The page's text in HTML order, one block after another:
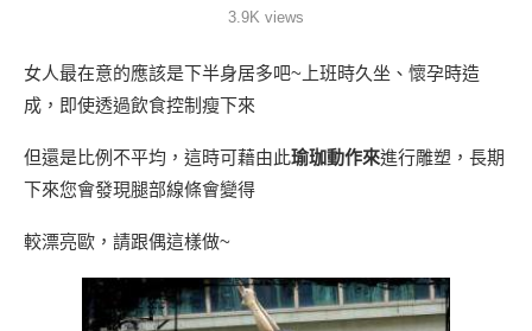
3.9K views
女人最在意的應該是下半身居多吧~上班時久坐、懷孕時造
成，即使透過飲食控制瘦下來
但還是比例不平均，這時可藉由此瑜珈動作來進行雕塑，長期
下來您會發現腿部線條會變得
較漂亮歐，請跟偶這樣做~